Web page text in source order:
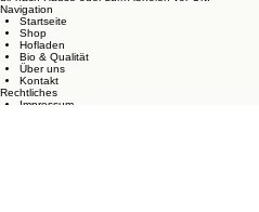
Dein Bio-Hofladen aus Leidenschaft. Ehrliche
dir nach Hause oder zum Abholen vor Ort.
Navigation
Startseite
Shop
Hofladen
Bio & Qualität
Über uns
Kontakt